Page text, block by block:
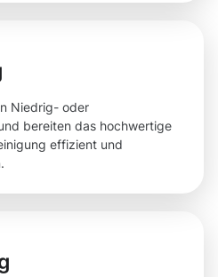
Niedrig- oder
bereiten das hochwertige
effizient und